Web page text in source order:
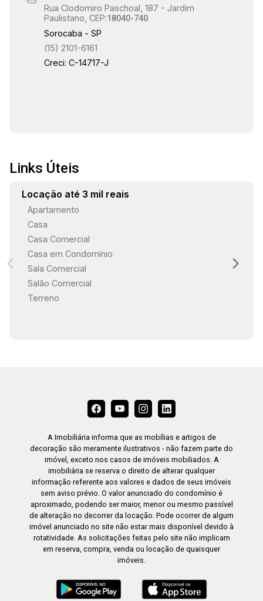
Rua Clodomiro Paschoal, 187 - Jardim
Paulistano, CEP:18040-740
Sorocaba - SP
(15) 2101-6161
Creci: C-14717-J
Links Úteis
Locação até 3 mil reais
Apartamento
Casa
Casa Comercial
Casa em Condomínio
Sala Comercial
Salão Comercial
Terreno
A Imobiliária informa que as mobílias e artigos de
decoração são meramente ilustrativos - não fazem parte do
imóvel, exceto nos casos de imóveis mobiliados. A
imobiliária se reserva o direito de alterar qualquer
informação referente aos valores e dados de seus imóveis
sem aviso prévio. O valor anunciado do condomínio é
aproximado, podendo ser maior, menor ou mesmo passível
de alteração no decorrer da locação. Pode ocorrer de algum
imóvel anunciado no site não estar mais disponível devido à
rotatividade. As solicitações feitas pelo site não implicam
em reserva, compra, venda ou locação de quaisquer
imóveis.